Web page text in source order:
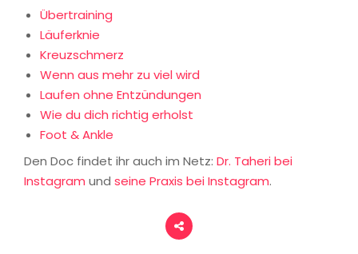
Übertraining
Läuferknie
Kreuzschmerz
Wenn aus mehr zu viel wird
Laufen ohne Entzündungen
Wie du dich richtig erholst
Foot & Ankle
Den Doc findet ihr auch im Netz: Dr. Taheri bei
Instagram und seine Praxis bei Instagram.